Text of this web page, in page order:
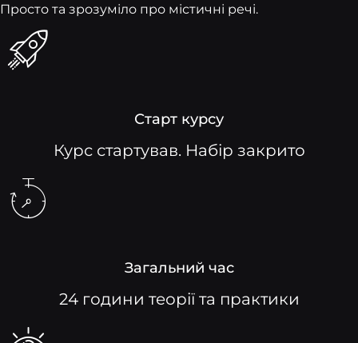
Просто та зрозуміло про містичні речі.
Старт курсу
Курс стартував. Набір закрито
Загальний час
24 години теорії та практики